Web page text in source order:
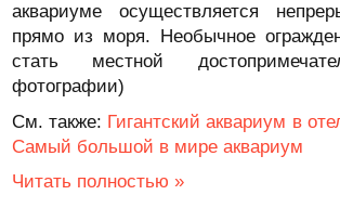
аквариуме осуществляется
прямо из моря. Необычное
стать местной
фотографии)
См. также: Гигантский аквариум в
Самый большой в мире аквариум
Читать полностью »